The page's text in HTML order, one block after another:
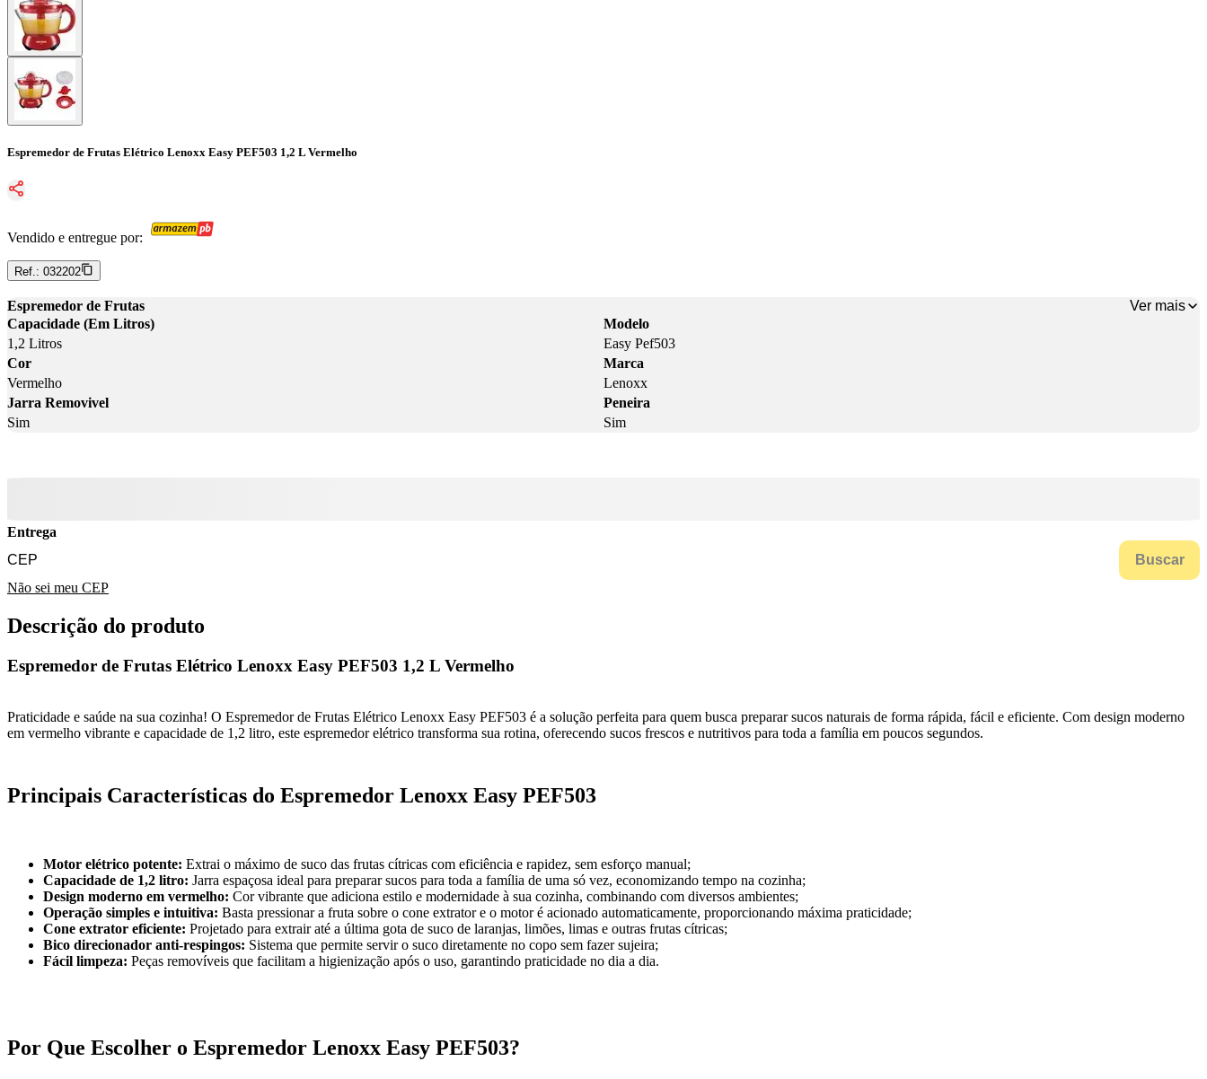
Espremedor de Frutas Elétrico Lenoxx Easy PEF503 1,2 L Vermelho
Vendido e entregue por:
Ref.: 032202
Espremedor de Frutas
Ver mais
Capacidade (Em Litros)
1,2 Litros
Modelo
Easy Pef503
Cor
Vermelho
Marca
Lenoxx
Jarra Removivel
Sim
Peneira
Sim
Entrega
Buscar
Não sei meu CEP
Descrição do produto
Espremedor de Frutas Elétrico Lenoxx Easy PEF503 1,2 L Vermelho
Praticidade e saúde na sua cozinha! O Espremedor de Frutas Elétrico Lenoxx Easy PEF503 é a solução perfeita para quem busca preparar sucos naturais de forma rápida, fácil e eficiente. Com design moderno
em vermelho vibrante e capacidade de 1,2 litro, este espremedor elétrico transforma sua rotina, oferecendo sucos frescos e nutritivos para toda a família em poucos segundos.
Principais Características do Espremedor Lenoxx Easy PEF503
Motor elétrico potente: Extrai o máximo de suco das frutas cítricas com eficiência e rapidez, sem esforço manual;
Capacidade de 1,2 litro: Jarra espaçosa ideal para preparar sucos para toda a família de uma só vez, economizando tempo na cozinha;
Design moderno em vermelho: Cor vibrante que adiciona estilo e modernidade à sua cozinha, combinando com diversos ambientes;
Operação simples e intuitiva: Basta pressionar a fruta sobre o cone extrator e o motor é acionado automaticamente, proporcionando máxima praticidade;
Cone extrator eficiente: Projetado para extrair até a última gota de suco de laranjas, limões, limas e outras frutas cítricas;
Bico direcionador anti-respingos: Sistema que permite servir o suco diretamente no copo sem fazer sujeira;
Fácil limpeza: Peças removíveis que facilitam a higienização após o uso, garantindo praticidade no dia a dia.
Por Que Escolher o Espremedor Lenoxx Easy PEF503?